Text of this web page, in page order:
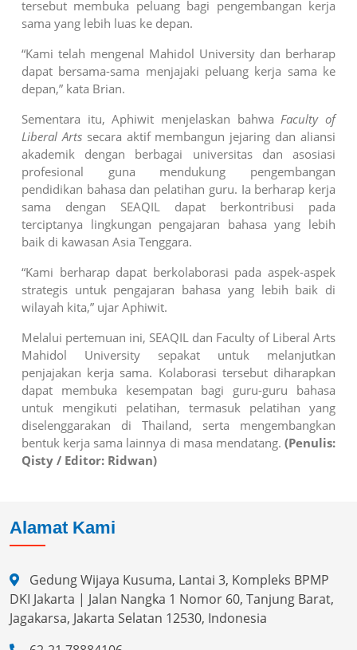
tersebut membuka peluang bagi pengembangan kerja
sama yang lebih luas ke depan.
“Kami telah mengenal Mahidol University dan berharap
dapat bersama-sama menjajaki peluang kerja sama ke
depan,” kata Brian.
Sementara itu, Aphiwit menjelaskan bahwa Faculty of
Liberal Arts secara aktif membangun jejaring dan aliansi
akademik dengan berbagai universitas dan asosiasi
profesional guna mendukung pengembangan
pendidikan bahasa dan pelatihan guru. Ia berharap kerja
sama dengan SEAQIL dapat berkontribusi pada
terciptanya lingkungan pengajaran bahasa yang lebih
baik di kawasan Asia Tenggara.
“Kami berharap dapat berkolaborasi pada aspek-aspek
strategis untuk pengajaran bahasa yang lebih baik di
wilayah kita,” ujar Aphiwit.
Melalui pertemuan ini, SEAQIL dan Faculty of Liberal Arts
Mahidol University sepakat untuk melanjutkan
penjajakan kerja sama. Kolaborasi tersebut diharapkan
dapat membuka kesempatan bagi guru-guru bahasa
untuk mengikuti pelatihan, termasuk pelatihan yang
diselenggarakan di Thailand, serta mengembangkan
bentuk kerja sama lainnya di masa mendatang. (Penulis:
Qisty / Editor: Ridwan)
Alamat Kami
Gedung Wijaya Kusuma, Lantai 3, Kompleks BPMP
DKI Jakarta | Jalan Nangka 1 Nomor 60, Tanjung Barat,
Jagakarsa, Jakarta Selatan 12530, Indonesia